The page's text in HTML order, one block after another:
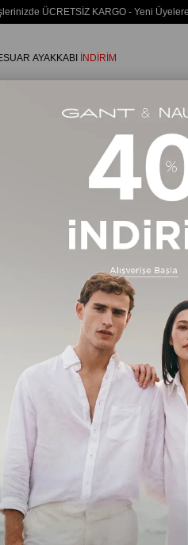
ÜCRETSİZ KARGO - Yeni
AYAKKABI İNDİRİM
ÜST GİYİM Gömlek
Calvin Klein
Ücretsiz Kargo
%35